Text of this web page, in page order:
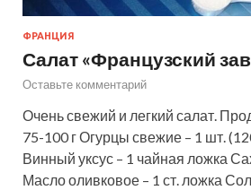
ФРАНЦИЯ
Салат «Французский
Оставьте комментарий
Очень свежий и легкий салат.
75-100 г Огурцы свежие – 1 шт.
Винный уксус – 1 чайная ложка
Масло оливковое – 1 ст. ложка